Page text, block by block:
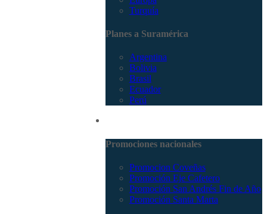
Turquía
Planes a Suramérica
Argentina
Bolivia
Brasil
Ecuador
Perú
Promociones nacionales
Promocion Coveñas
Promoción Eje Cafetero
Promoción San Andrés Fin de Año
Promoción Santa Marta